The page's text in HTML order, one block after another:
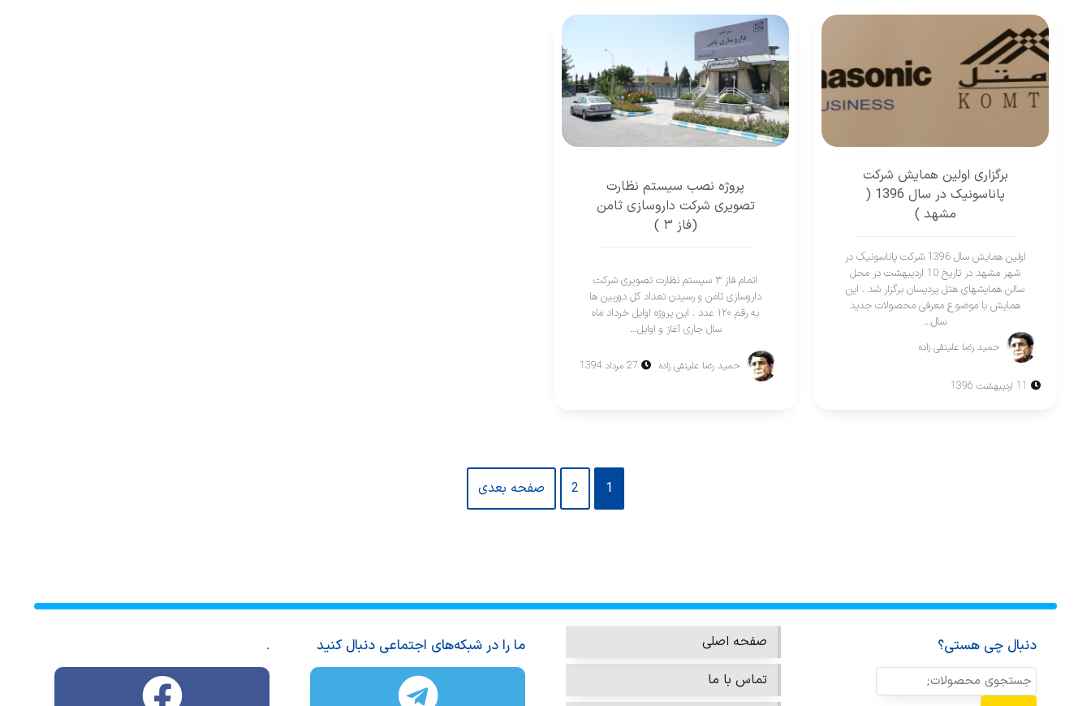
برگزاری اولین همایش شرکت
پاناسونیک در سال 1396 (
مشهد )
اولین همایش سال 1396 شرکت پاناسونیک در
شهر مشهد در تاریخ 10 اردیبهشت در محل
سالن همایشهای هتل پردیسان برگزار شد . اين
همايش با موضوع معرفی محصولات جدید
سال...
حمید رضا علینقی زاده
پروژه نصب سیستم نظارت
تصویری شرکت داروسازی ثامن
(فاز ۳ )
اتمام فاز ۳ سیستم نظارت تصویری شرکت
داروسازی ثامن و رسیدن تعداد کل دوربین ها
به رقم ۱۲۰ عدد . این پروژه اوایل خرداد ماه
سال جاری آغاز و اوایل...
حمید رضا علینقی زاده
1
2 صفحه بعدی
دنبال چی هستی؟
صفحه اصلی
تماس با ما
ما را در شبکه‌های اجتماعی دنبال کنید .